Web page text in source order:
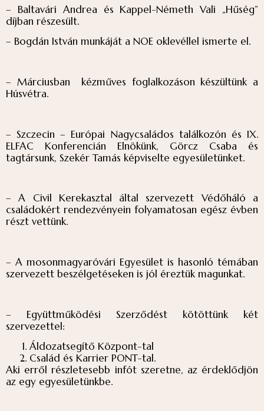
– Baltavári Andrea és Kappel-Németh Vali „Hűség”
díjban részesült.
– Bogdán István munkáját a NOE oklevéllel ismerte el.
– Márciusban kézműves foglalkozáson készültünk a
Húsvétra.
– Szczecin – Európai Nagycsaládos találkozón és IX.
ELFAC Konferencián Elnökünk, Görcz Csaba és
tagtársunk, Szekér Tamás képviselte egyesületünket.
– A Civil Kerekasztal által szervezett Védőháló a
családokért rendezvényein folyamatosan egész évben
részt vettünk.
– A mosonmagyaróvári Egyesület is hasonló témában
szervezett beszélgetéseken is jól éreztük magunkat.
– Együttműködési Szerződést kötöttünk két
szervezettel:
Áldozatsegítő Központ-tal
Család és Karrier PONT-tal.
Aki erről részletesebb infót szeretne, az érdeklődjön
az egy egyesületünkbe.